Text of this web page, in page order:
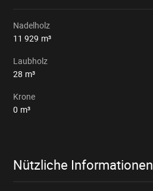
Nadelholz
11 929 m³
Laubholz
28 m³
Krone
0 m³
Nützliche Informationen